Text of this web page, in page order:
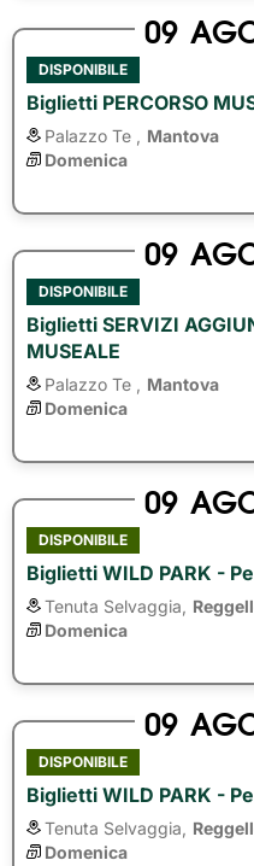
09
DISPONIBILE
Biglietti PERCORSO
Palazzo Te ,
Mantova
Domenica
09
DISPONIBILE
Biglietti SERVIZI
MUSEALE
Palazzo Te ,
Mantova
Domenica
09
DISPONIBILE
Biglietti WILD PARK -
Tenuta Selvaggia,
Domenica
09
DISPONIBILE
Biglietti WILD PARK -
Tenuta Selvaggia,
Domenica